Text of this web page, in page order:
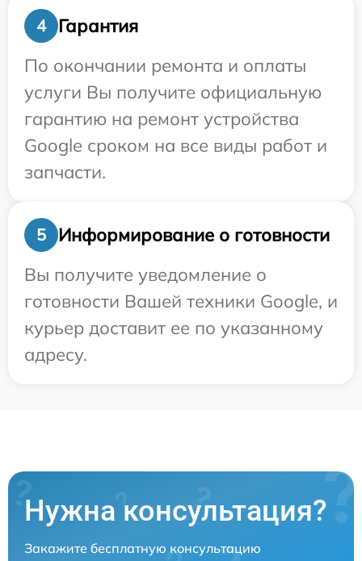
4
Гарантия
По окончании ремонта и оплаты
услуги Вы получите официальную
гарантию на ремонт устройства
Google сроком на все виды работ и
запчасти.
5
Информирование о готовности
Вы получите уведомление о
готовности Вашей техники Google, и
курьер доставит ее по указанному
адресу.
Нужна консультация?
Закажите бесплатную консультацию